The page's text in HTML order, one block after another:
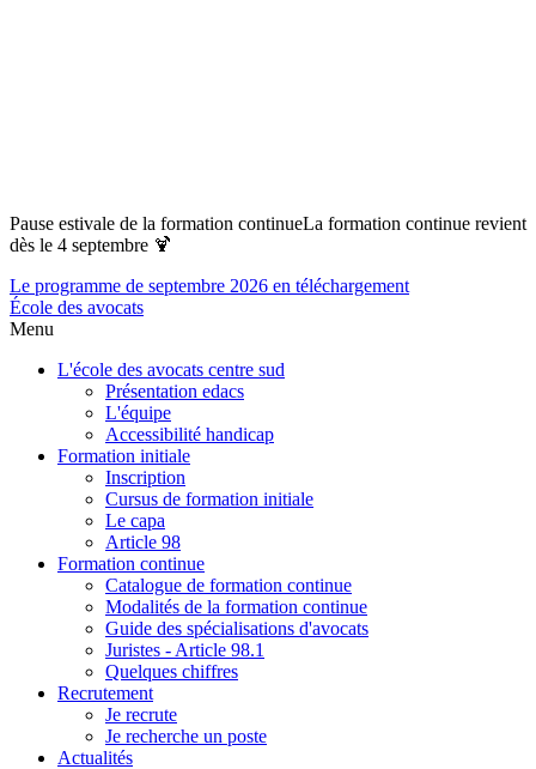
Pause estivale de la formation continueLa formation continue revient
dès le 4 septembre 🍹
Le programme de septembre 2026 en téléchargement
École des avocats
Menu
L'école des avocats centre sud
Présentation edacs
L'équipe
Accessibilité handicap
Formation initiale
Inscription
Cursus de formation initiale
Le capa
Article 98
Formation continue
Catalogue de formation continue
Modalités de la formation continue
Guide des spécialisations d'avocats
Juristes - Article 98.1
Quelques chiffres
Recrutement
Je recrute
Je recherche un poste
Actualités